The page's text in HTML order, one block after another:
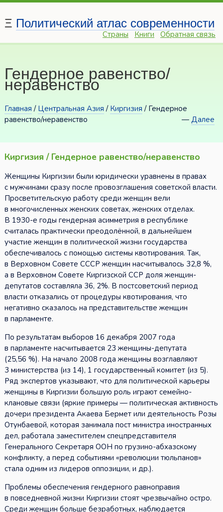
Ξ Политический атлас современности
Страны Книги Обратная связь
Гендерное равенство/
неравенство
Главная / Центральная Азия / Киргизия / Гендерное
равенство/неравенство
—Далее
Киргизия / Гендерное равенство/неравенство
Женщины Киргизии были юридически уравнены в правах
с мужчинами сразу после провозглашения советской власти.
Просветительскую работу среди женщин вели
в многочисленных женских советах, женских отделах.
В 1930-е годы гендерная асимметрия в республике
считалась практически преодолённой, в дальнейшем
участие женщин в политической жизни государства
обеспечивалось с помощью системы квотирования. Так,
в Верховном Совете СССР женщин насчитывалось 32,8 %,
а в Верховном Совете Киргизской ССР доля женщин-
депутатов составляла 36, 2%. В постсоветский период
власти отказались от процедуры квотирования, что
негативно сказалось на представительстве женщин
в парламенте.
По результатам выборов 16 декабря 2007 года
в парламенте насчитывается 23 женщины-депутата
(25,56 %). На начало 2008 года женщины возглавляют
3 министерства (из 14), 1 государственный комитет (из 5).
Ряд экспертов указывают, что для политической карьеры
женщины в Киргизии большую роль играют семейно-
клановые связи (яркие примеры — политическая активность
дочери президента Акаева Бермет или деятельность Розы
Отунбаевой, которая занимала пост министра иностранных
дел, работала заместителем спецпредставителя
Генерального Секретаря ООН по грузино-абхазскому
конфликту, а перед событиями «революции тюльпанов»
стала одним из лидеров оппозиции, и др.).
Проблемы обеспечения гендерного равноправия
в повседневной жизни Киргизии стоят чрезвычайно остро.
Среди женщин больше безработных, наблюдается